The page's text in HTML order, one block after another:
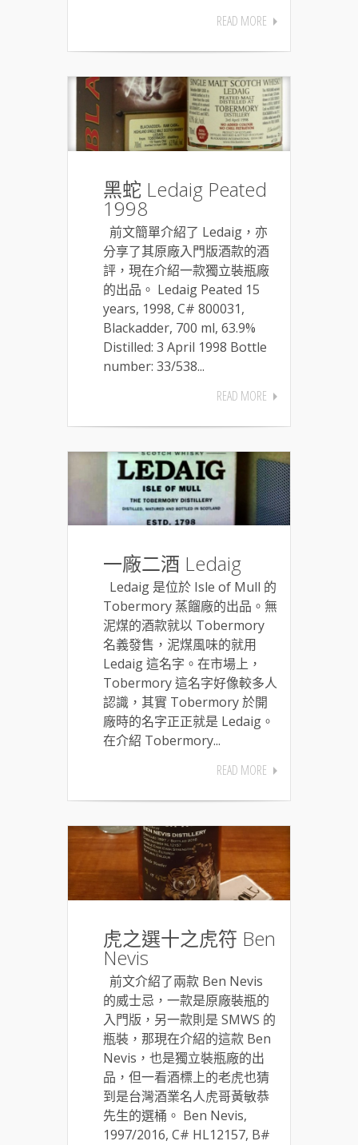
READ MORE
黑蛇 Ledaig Peated
1998
前文簡單介紹了 Ledaig，亦
分享了其原廠入門版酒款的酒
評，現在介紹一款獨立裝瓶廠
的出品。 Ledaig Peated 15
years, 1998, C# 800031,
Blackadder, 700 ml, 63.9%
Distilled: 3 April 1998 Bottle
number: 33/538...
READ MORE
一廠二酒 Ledaig
Ledaig 是位於 Isle of Mull 的
Tobermory 蒸餾廠的出品。無
泥煤的酒款就以 Tobermory
名義發售，泥煤風味的就用
Ledaig 這名字。在市場上，
Tobermory 這名字好像較多人
認識，其實 Tobermory 於開
廠時的名字正正就是 Ledaig。
在介紹 Tobermory...
READ MORE
虎之選十之虎符 Ben
Nevis
前文介紹了兩款 Ben Nevis
的威士忌，一款是原廠裝瓶的
入門版，另一款則是 SMWS 的
瓶裝，那現在介紹的這款 Ben
Nevis，也是獨立裝瓶廠的出
品，但一看酒標上的老虎也猜
到是台灣酒業名人虎哥黃敏恭
先生的選桶。 Ben Nevis,
1997/2016, C# HL12157, B#